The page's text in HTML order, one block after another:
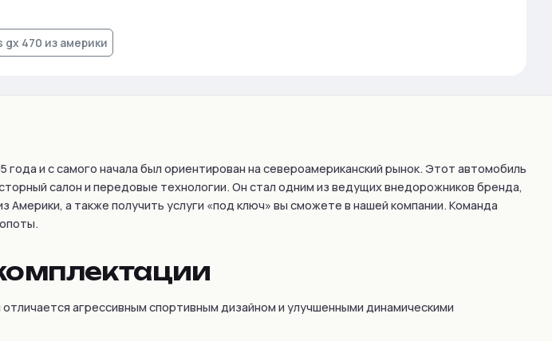
gx 470 из америки
и с самого начала был ориентирован на североамериканский рынок. Этот автомобиль
салон и передовые технологии. Он стал одним из ведущих внедорожников бренда,
Америки, а также получить услуги «под ключ» вы сможете в нашей компании. Команда
агрессивным спортивным дизайном и улучшенными динамическими